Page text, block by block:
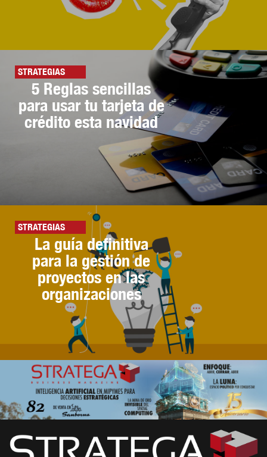
STRATEGIAS
5 Reglas sencillas
para usar tu tarjeta de
crédito esta navidad
STRATEGIAS
La guía definitiva
para la gestión de
proyectos en las
organizaciones